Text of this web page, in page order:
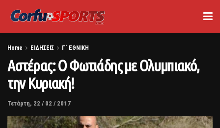
Home ΕΙΔΗΣΕΙΣ Γ΄ ΕΘΝΙΚΗ
Αστέρας: Ο Φωτιάδης με Ολυμπιακό,
την Κυριακή!
Τετάρτη, 22 / 02 / 2017